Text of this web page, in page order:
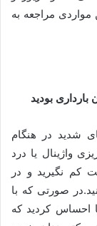
مراجعه به
شدید در هنگام
واژینال یا درد
کم نگیرید و در
صورتی که با
احساس کردید که